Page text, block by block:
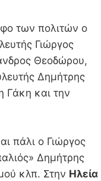
των πολιτών ο
Γιώργος
Θεοδώρου,
Δημήτρης
Γάκη και την
πάλι ο Γιώργος
Δημήτρης
κλπ. Στην Ηλεία